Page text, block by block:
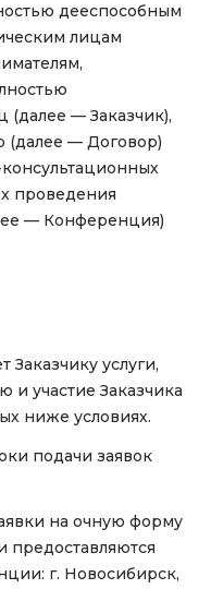
дееспособным
лицам
(далее — Заказчик),
(далее — Договор)
проведения
— Конференция)
Заказчику услуги,
и участие Заказчика
ниже условиях.
подачи заявок
на очную форму
предоставляются
г. Новосибирск,